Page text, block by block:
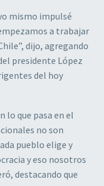
mismo impulsé
a trabajar
dijo, agregando
presidente López
del hoy
lo que pasa en el
no son
pueblo elige y
y eso nosotros
destacando que